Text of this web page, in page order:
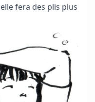
fera des plis plus